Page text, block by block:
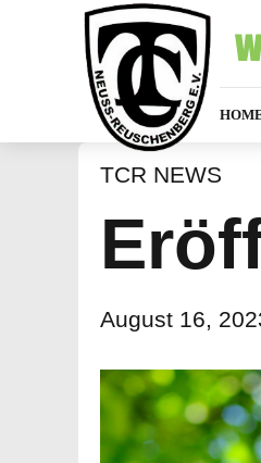
TCR NEWS
August 16,